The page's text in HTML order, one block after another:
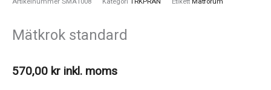
Mätkrok standard
570,00 kr inkl. moms